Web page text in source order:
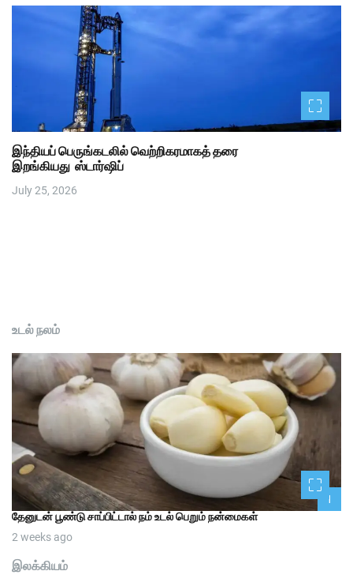
இந்தியப் பெருங்கடலில் வெற்றிகரமாகத் தரை
இறங்கியது ஸ்டார்ஷிப்
July 25, 2026
உடல் நலம்
1
தேனுடன் பூண்டு சாப்பிட்டால் நம் உடல் பெறும் நன்மைகள்
2 weeks ago
இலக்கியம்